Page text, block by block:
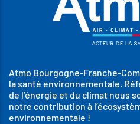
Atmo Bourgogne-Franche-
la santé environnementale.
de l’énergie et du climat nous
notre contribution à
environnementale !